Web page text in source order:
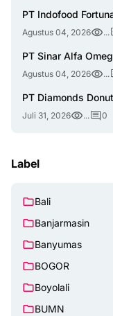
PT Indofood
Agustus 04, 2026 ...
PT Sinar Alfa
Agustus 04, 2026 ...
PT Diamonds
Juli 31, 2026 ... 0
Label
Bali
Banjarmasin
Banyumas
BOGOR
Boyolali
BUMN